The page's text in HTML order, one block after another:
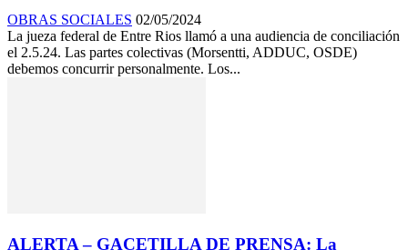
OBRAS SOCIALES 02/05/2024
La jueza federal de Entre Rios llamó a una audiencia de conciliación
el 2.5.24. Las partes colectivas (Morsentti, ADDUC, OSDE)
debemos concurrir personalmente. Los...
ALERTA – GACETILLA DE PRENSA: La